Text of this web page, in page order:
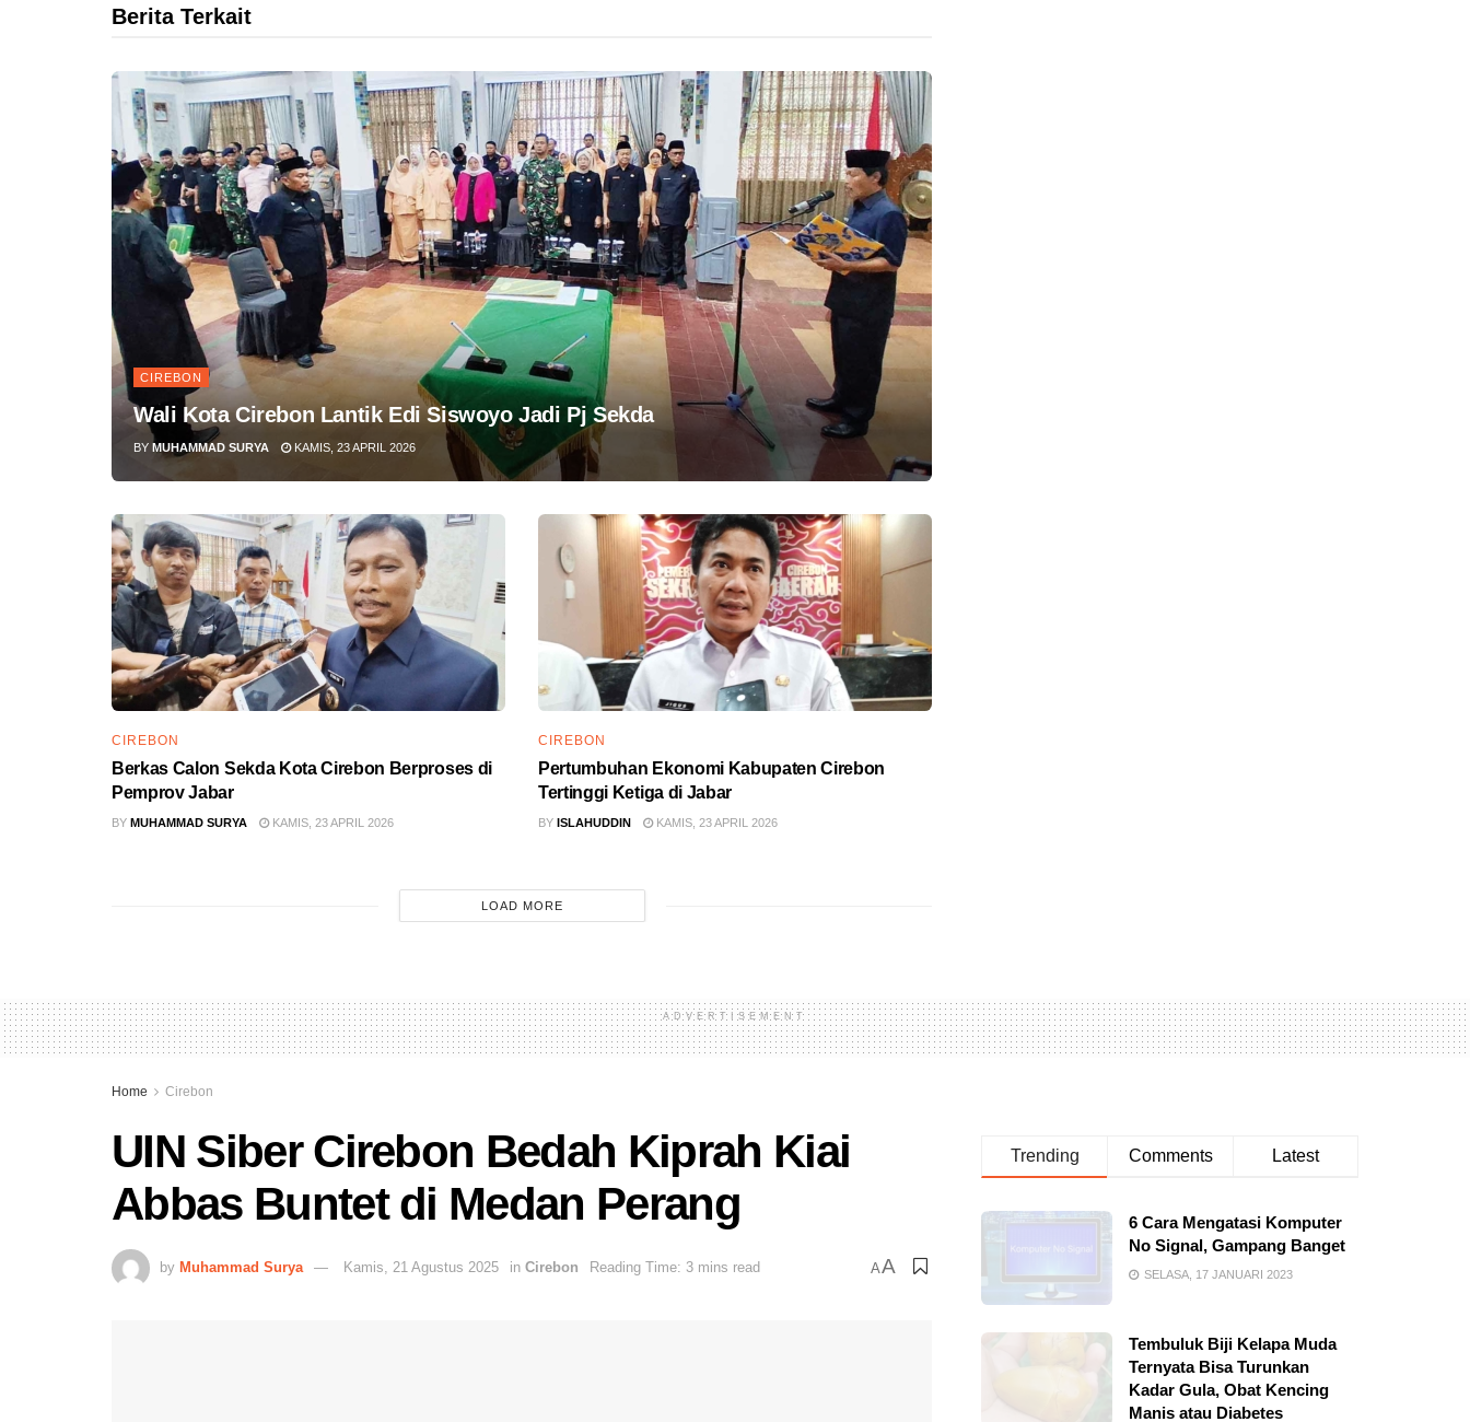
Berita Terkait
CIREBON
Wali Kota Cirebon Lantik Edi Siswoyo Jadi Pj Sekda
BY MUHAMMAD SURYA KAMIS, 23 APRIL 2026
CIREBON
Berkas Calon Sekda Kota Cirebon Berproses di
Pemprov Jabar
BY MUHAMMAD SURYA KAMIS, 23 APRIL 2026
CIREBON
Pertumbuhan Ekonomi Kabupaten Cirebon
Tertinggi Ketiga di Jabar
BY ISLAHUDDIN KAMIS, 23 APRIL 2026
LOAD MORE
ADVERTISEMENT
Home Cirebon
UIN Siber Cirebon Bedah Kiprah Kiai
Abbas Buntet di Medan Perang
by Muhammad Surya Kamis, 21 Agustus 2025 in Cirebon Reading Time: 3 mins read AA
Trending Comments Latest
6 Cara Mengatasi Komputer
No Signal, Gampang Banget
SELASA, 17 JANUARI 2023
Tembuluk Biji Kelapa Muda
Ternyata Bisa Turunkan
Kadar Gula, Obat Kencing
Manis atau Diabetes